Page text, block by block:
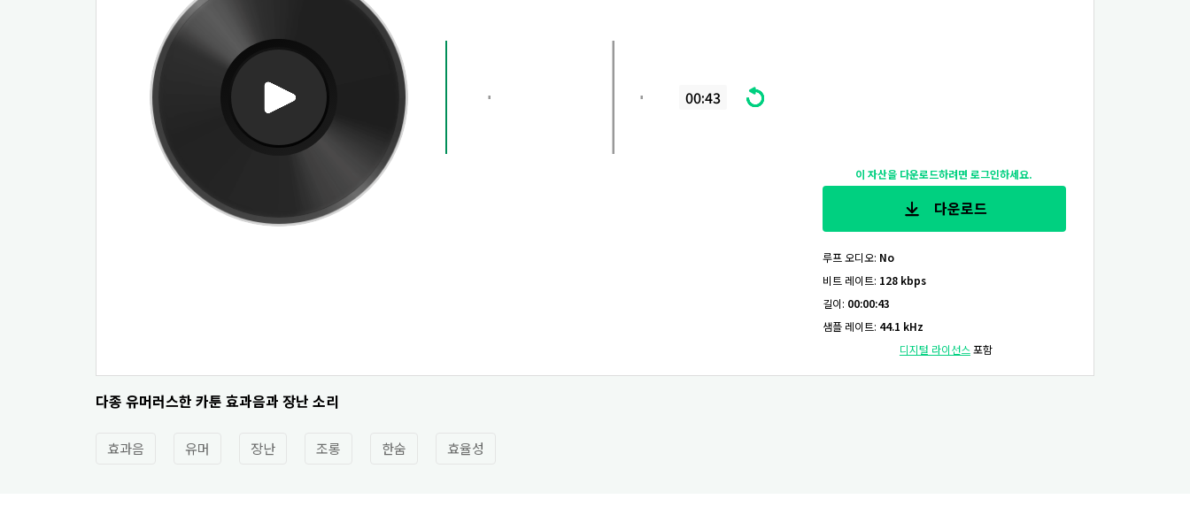
00:43
이 자산을 다운로드하려면 로그인하세요.
다운로드
루프 오디오: No
비트 레이트: 128 kbps
길이: 00:00:43
샘플 레이트: 44.1 kHz
디지털 라이선스 포함
다종 유머러스한 카툰 효과음과 장난 소리
효과음 유머 장난 조롱 한숨 효율성